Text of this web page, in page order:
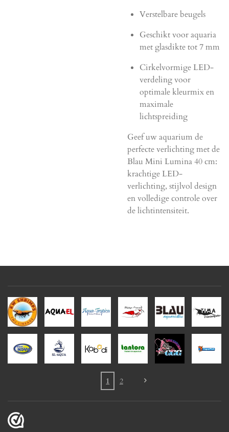
Verstelbare beugels
Geschikt voor aquaria
met glasdikte tot 7 mm
Cirkelvormige LED-
verdeling voor
optimale kleurmix en
maximale
lichtspreiding
Geef uw aquarium de
perfecte verlichting met de
Blau Mini Lumina 40 cm:
krachtige LED-
verlichting, stijlvol design
en volledige controle over
de lichtintensiteit.
1 2